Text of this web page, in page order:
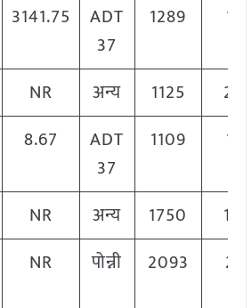
3141.75
ADT
37
1289
NR अन्य 1125
8.67
ADT
37
1109
NR अन्य 1750
NR पोन्नी 2093